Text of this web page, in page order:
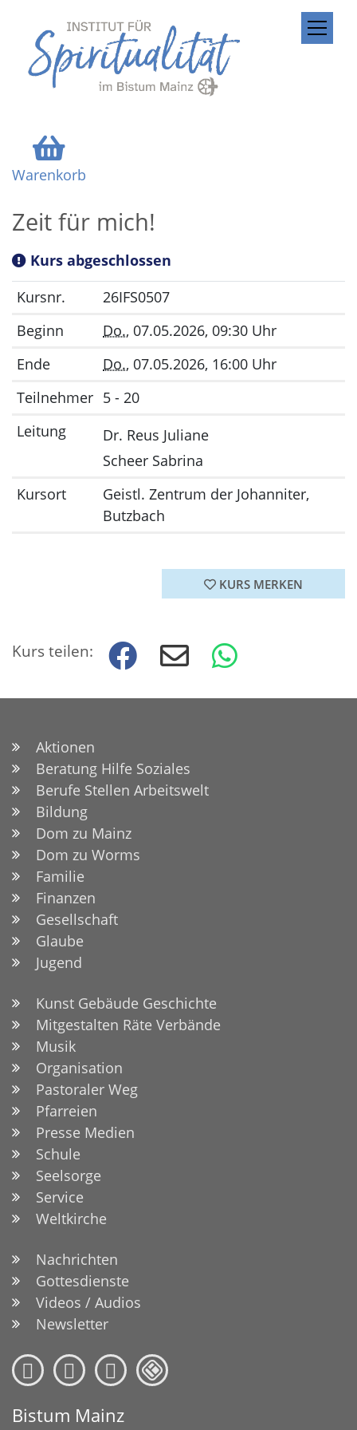
Warenkorb
Zeit für mich!
Kurs abgeschlossen
Kursnr.
26IFS0507
Beginn
Do., 07.05.2026, 09:30 Uhr
Ende
Do., 07.05.2026, 16:00 Uhr
Teilnehmer 5 - 20
Leitung
Dr. Reus Juliane
Scheer Sabrina
Kursort
Geistl. Zentrum der Johanniter,
Butzbach
KURS MERKEN
Kurs teilen:
Aktionen
Beratung Hilfe Soziales
Berufe Stellen Arbeitswelt
Bildung
Dom zu Mainz
Dom zu Worms
Familie
Finanzen
Gesellschaft
Glaube
Jugend
Kunst Gebäude Geschichte
Mitgestalten Räte Verbände
Musik
Organisation
Pastoraler Weg
Pfarreien
Presse Medien
Schule
Seelsorge
Service
Weltkirche
Nachrichten
Gottesdienste
Videos / Audios
Newsletter
Bistum Mainz